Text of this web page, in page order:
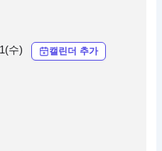
수) 캘린더 추가